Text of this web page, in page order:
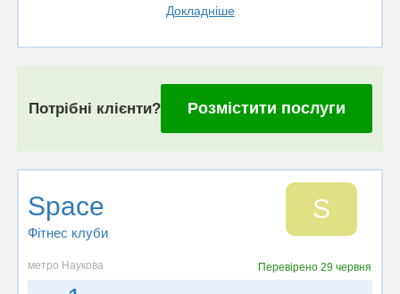
Докладніше
Потрібні клієнти? Розмістити послуги
Space
Фітнес клуби
S
метро Наукова Перевірено29 червня